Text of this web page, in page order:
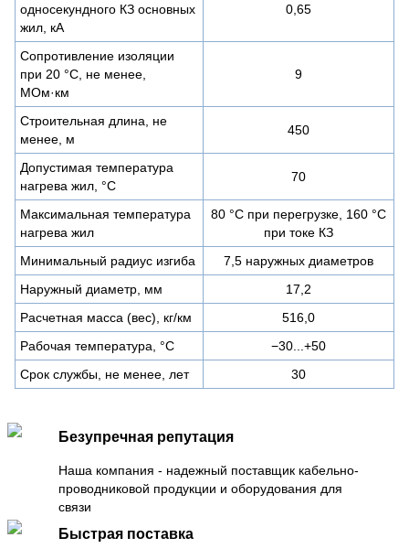
односекундного КЗ основных
жил, кА
0,65
Сопротивление изоляции
при 20 °С, не менее,
МОм·км
9
Строительная длина, не
менее, м
450
Допустимая температура
нагрева жил, °C
70
Максимальная температура
нагрева жил
80 °C при перегрузке, 160 °C
при токе КЗ
Минимальный радиус изгиба
7,5 наружных диаметров
Наружный диаметр, мм
17,2
Расчетная масса (вес), кг/км
516,0
Рабочая температура, °C
−30...+50
Срок службы, не менее, лет
30
Безупречная репутация
Наша компания - надежный поставщик кабельно-
проводниковой продукции и оборудования для
связи
Быстрая поставка